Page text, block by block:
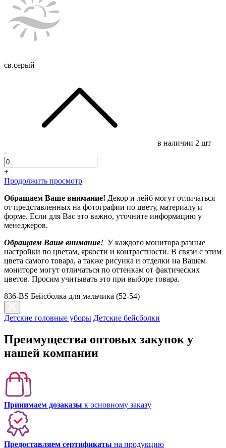
св.серый
в наличии 2 шт
-
+
Продолжить просмотр
Обращаем Ваше внимание! Декор и лейб могут отличаться
от представленных на фотографии по цвету, материалу и
форме. Если для Вас это важно, уточните информацию у
менеджеров.
Обращаем Ваше внимание! У каждого монитора разные
настройки по цветам, яркости и контрастности. В связи с этим
цвета самого товара, а также рисунка и отделки на Вашем
мониторе могут отличаться по оттенкам от фактических
цветов. Просим учитывать это при выборе товара.
836-BS Бейсболка для мальчика (52-54)
Детские головные уборы Детские бейсболки
Преимущества оптовых закупок у
нашей компании
Принимаем дозаказы к основному заказу
Предоставляем сертификаты на продукцию